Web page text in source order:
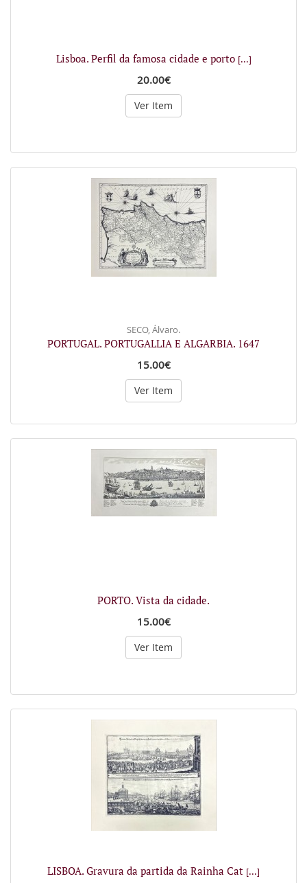
Lisboa. Perfil da famosa cidade e porto [...]
20.00€
Ver Item
SECO, Álvaro.
PORTUGAL. PORTUGALLIA E ALGARBIA. 1647
15.00€
Ver Item
PORTO. Vista da cidade.
15.00€
Ver Item
LISBOA. Gravura da partida da Rainha Cat [...]